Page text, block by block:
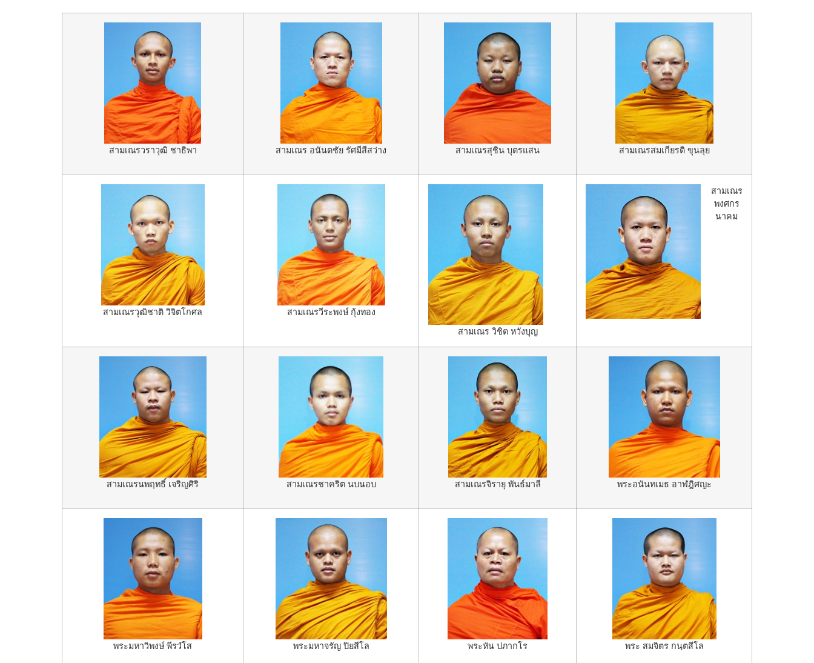
สามเณรวราวุฒิ ชาธิพา สามเณร อนันตชัย รัศมีสีสว่าง สามเณรสุชิน บุตรแสน สามเณรสมเกียรติ ขุนลุย
สามเณรวุฒิชาติ วิจิตโกศล
สามเณรวีระพงษ์ กุ้งทอง
สามเณร วิชิต หวังบุญ
สามเณร
พงศกร
นาคม
สามเณรนพฤทธิ์ เจริญศิริ สามเณรชาคริต นบนอบ สามเณรจิรายุ พันธ์มาลี พระอนันทเมธ อาฬฎิศญะ
พระมหาวิพงษ์ พีรวํโส พระมหาจรัญ ปิยสีโล พระหัน ปภากโร พระ สมจิตร กนฺตสีโล